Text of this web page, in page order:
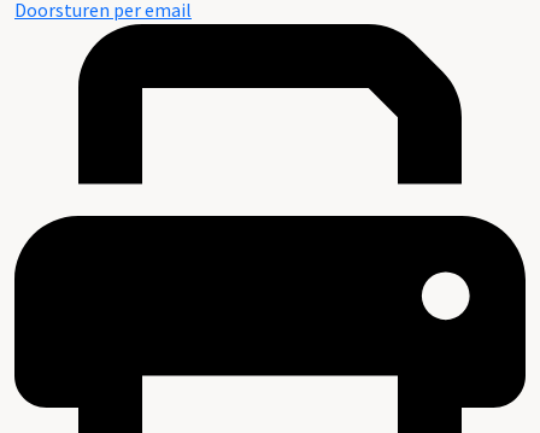
Doorsturen per email